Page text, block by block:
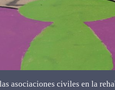
asociaciones civiles en la